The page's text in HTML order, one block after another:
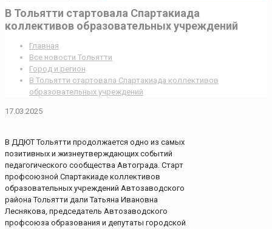
В Тольятти стартовала Спартакиада
коллективов образовательных учреждений
Главная
Все новости Тольятти
Город и регион
В Тольятти стартовала Спартакиада коллективов
образовательных учреждений
17.03.2025
В ДДЮТ Тольятти продолжается одно из самых
позитивных и жизнеутверждающих событий
педагогического сообщества Автограда. Старт
профсоюзной Спартакиаде коллективов
образовательных учреждений Автозаводского
района Тольятти дали Татьяна Ивановна
Леснякова, председатель Автозаводского
профсоюза образования и депутаты городской